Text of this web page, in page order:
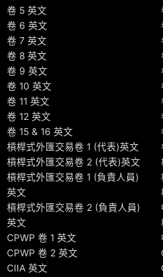
卷 5 英文
卷 6 英文
卷 7 英文
卷 8 英文
卷 9 英文
卷 10 英文
卷 11 英文
卷 12 英文
卷 15 & 16 英文
槓桿式外匯交易卷 1 (代表)英文
槓桿式外匯交易卷 2 (代表)英文
槓桿式外匯交易卷 1 (負責人員)
英文
槓桿式外匯交易卷 2 (負責人員)
英文
CPWP 卷 1 英文
CPWP 卷 2 英文
CIIA 英文